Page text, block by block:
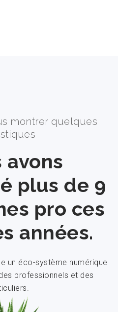
montrer quelques
avons
plus de 9
pro ces
années.
un éco-système numérique
professionnels et des